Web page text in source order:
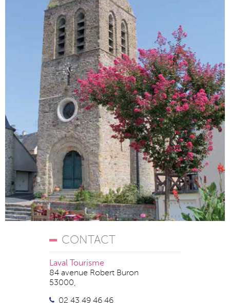
CONTACT
Laval Tourisme
84 avenue Robert Buron
53000,
02 43 49 46 46